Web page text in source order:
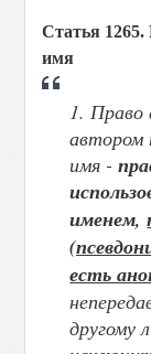
Статья 1265.
имя
1. Право
автором
имя -
именем,
есть
другому